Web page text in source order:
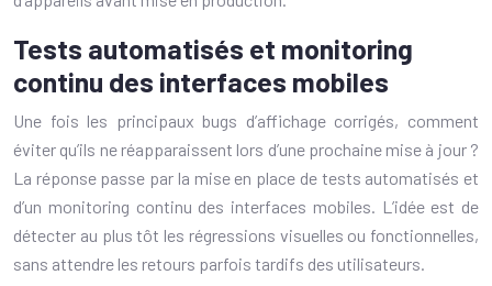
Tests automatisés et monitoring
continu des interfaces mobiles
Une fois les principaux bugs d’affichage corrigés, comment
éviter qu’ils ne réapparaissent lors d’une prochaine mise à jour ?
La réponse passe par la mise en place de tests automatisés et
d’un monitoring continu des interfaces mobiles. L’idée est de
détecter au plus tôt les régressions visuelles ou fonctionnelles,
sans attendre les retours parfois tardifs des utilisateurs.